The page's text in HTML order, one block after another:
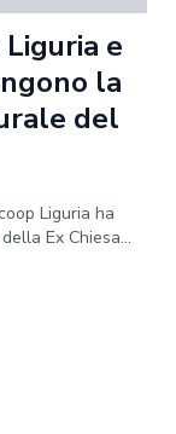
e
la
del
Liguria ha
Ex Chiesa...